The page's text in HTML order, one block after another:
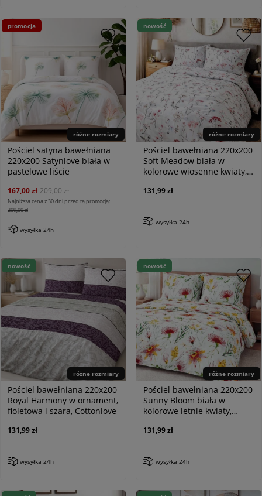
różne rozmiary
Pościel satyna bawełniana
220x200 Satynlove biała w
pastelowe liście
167,00 zł 209,00 zł
Najniższa cena z 30 dni przed tą promocją:
209,00 zł
wysyłka 24h
promocja
różne rozmiary
Pościel bawełniana 220x200
Soft Meadow biała w
kolorowe wiosenne kwiaty,
131,99 zł
wysyłka 24h
nowość
różne rozmiary
Pościel bawełniana 220x200
Royal Harmony w ornament,
fioletowa i szara, Cottonlove
131,99 zł
wysyłka 24h
nowość
różne rozmiary
Pościel bawełniana 220x200
Sunny Bloom biała w
kolorowe letnie kwiaty,
131,99 zł
wysyłka 24h
nowość